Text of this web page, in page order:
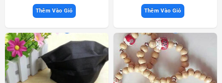
Thêm Vào Giỏ Thêm Vào Giỏ